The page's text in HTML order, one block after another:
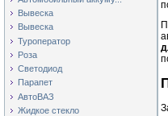
Вывеска
Вывеска
Туроператор
Роза
Светодиод
Парапет
АвтоВАЗ
Жидкое стекло